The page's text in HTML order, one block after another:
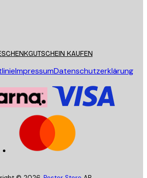
KAUFEN
ImpressumDatenschutzerklärung